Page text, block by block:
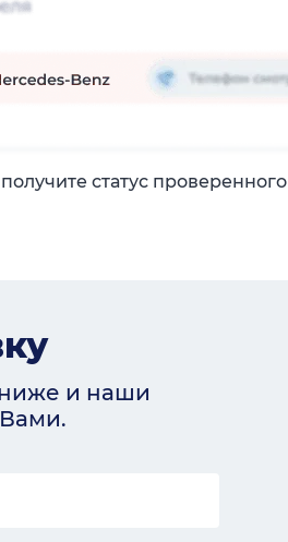
статус проверенного
и наши